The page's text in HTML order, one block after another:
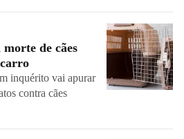
de cães
inquérito vai apurar
contra cães